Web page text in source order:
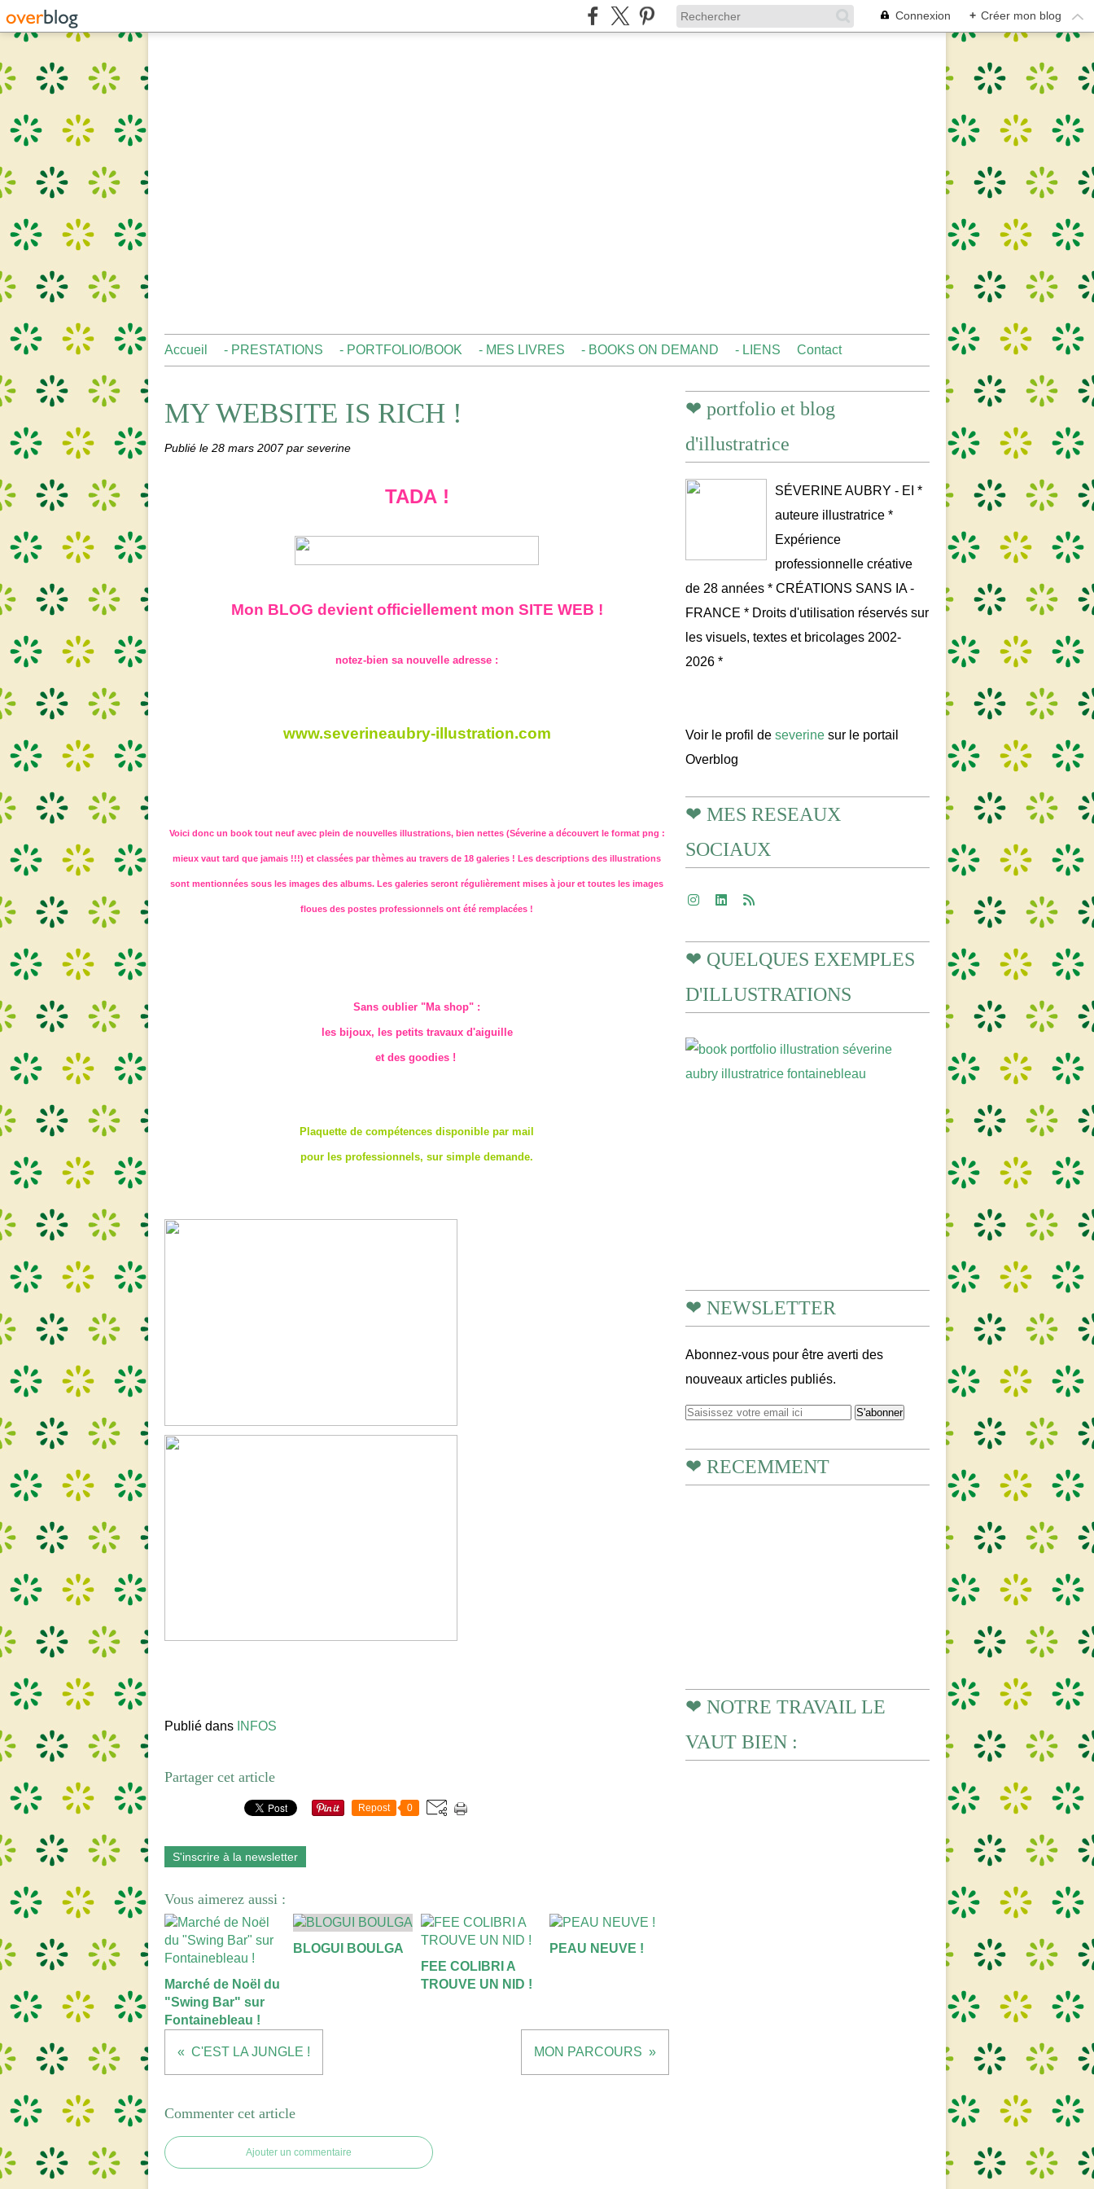
Connexion + Créer mon blog
Accueil - PRESTATIONS - PORTFOLIO/BOOK - MES LIVRES - BOOKS ON DEMAND - LIENS Contact
MY WEBSITE IS RICH !
Publié le 28 mars 2007par severine
TADA !
Mon BLOG devient officiellement mon SITE WEB !
notez-bien sa nouvelle adresse :
www.severineaubry-illustration.com
Voici donc un book tout neuf avec plein de nouvelles illustrations, bien nettes (Séverine a découvert le format png :
mieux vaut tard que jamais !!!) et classées par thèmes au travers de 18 galeries ! Les descriptions des illustrations
sont mentionnées sous les images des albums. Les galeries seront régulièrement mises à jour et toutes les images
floues des postes professionnels ont été remplacées !
Sans oublier "Ma shop" :
les bijoux, les petits travaux d'aiguille
et des goodies !
Plaquette de compétences disponible par mail
pour les professionnels, sur simple demande.
Publié dans INFOS
Partager cet article
Repost 0
S'inscrire à la newsletter
Vous aimerez aussi :
Marché de Noël du
"Swing Bar" sur
Fontainebleau !
BLOGUI BOULGA
FEE COLIBRI A
TROUVE UN NID !
PEAU NEUVE !
C'EST LA JUNGLE ! MON PARCOURS
Commenter cet article
Ajouter un commentaire
❤ portfolio et blog
d'illustratrice
SÉVERINE AUBRY - EI *
auteure illustratrice *
Expérience
professionnelle créative
de 28 années * CRÉATIONS SANS IA -
FRANCE * Droits d'utilisation réservés sur
les visuels, textes et bricolages 2002-
2026 *
Voir le profil de severine sur le portail
Overblog
❤ MES RESEAUX
SOCIAUX
❤ QUELQUES EXEMPLES
D'ILLUSTRATIONS
❤ NEWSLETTER
Abonnez-vous pour être averti des
nouveaux articles publiés.
❤ RECEMMENT
❤ NOTRE TRAVAIL LE
VAUT BIEN :